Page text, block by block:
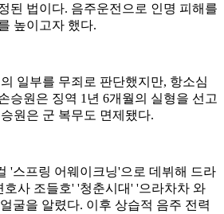
된 법이다. 음주운전으로 인명 피해를
높이고자 했다.
일부를 무죄로 판단했지만, 항소심
승원은 징역 1년 6개월의 실형을 선고
원은 군 복무도 면제됐다.
'스프링 어웨이크닝'으로 데뷔해 드라
호사 조들호' '청춘시대' '으라차차 와
굴을 알렸다. 이후 상습적 음주 전력